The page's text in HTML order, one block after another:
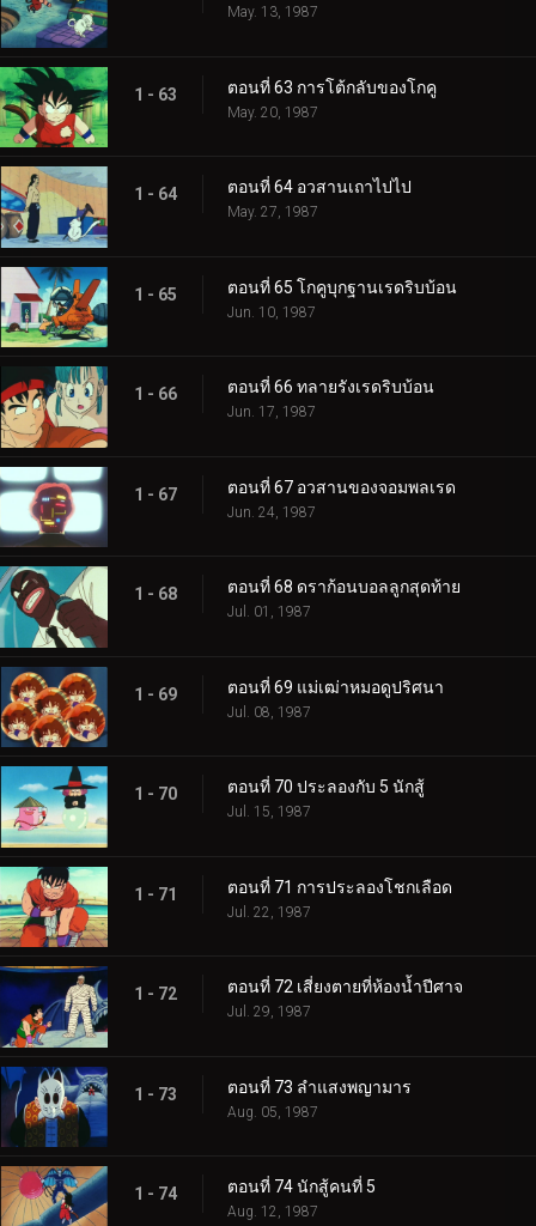
May. 13, 1987
1 - 63 ตอนที่ 63 การโต้กลับของโกคู
May. 20, 1987
1 - 64 ตอนที่ 64 อวสานเถาไปไป
May. 27, 1987
1 - 65 ตอนที่ 65 โกคูบุกฐานเรดริบบ้อน
Jun. 10, 1987
1 - 66 ตอนที่ 66 ทลายรังเรดริบบ้อน
Jun. 17, 1987
1 - 67 ตอนที่ 67 อวสานของจอมพลเรด
Jun. 24, 1987
1 - 68 ตอนที่ 68 ดราก้อนบอลลูกสุดท้าย
Jul. 01, 1987
1 - 69 ตอนที่ 69 แม่เฒ่าหมอดูปริศนา
Jul. 08, 1987
1 - 70 ตอนที่ 70 ประลองกับ 5 นักสู้
Jul. 15, 1987
1 - 71 ตอนที่ 71 การประลองโชกเลือด
Jul. 22, 1987
1 - 72 ตอนที่ 72 เสี่ยงตายที่ห้องน้ำปีศาจ
Jul. 29, 1987
1 - 73 ตอนที่ 73 ลำแสงพญามาร
Aug. 05, 1987
1 - 74 ตอนที่ 74 นักสู้คนที่ 5
Aug. 12, 1987